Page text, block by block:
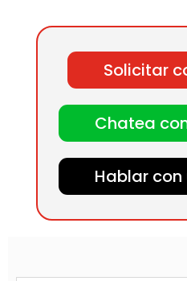
cantidad
Solicitar
Chatea
Hablar